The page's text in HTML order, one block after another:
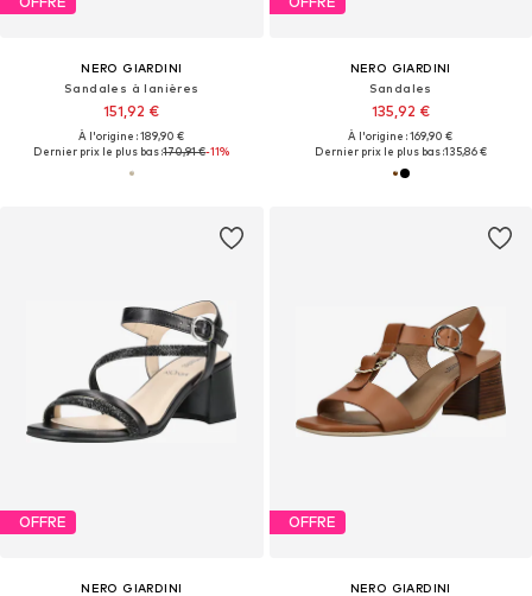
NERO GIARDINI
Sandales à lanières
151,92 €
À l'origine : 189,90 €
Dernier prix le plus bas :170,91 €-11%
NERO GIARDINI
Sandales
135,92 €
À l'origine : 169,90 €
Dernier prix le plus bas :135,86 €
OFFRE
NERO GIARDINI
OFFRE
NERO GIARDINI